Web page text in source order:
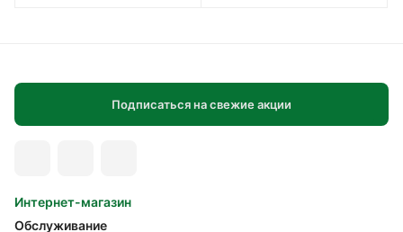
Подписаться на свежие акции
Интернет-магазин
Обслуживание